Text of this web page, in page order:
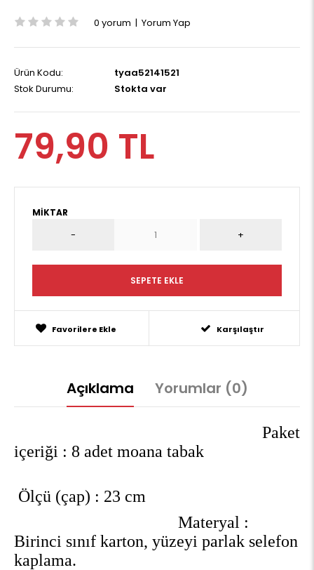
0 yorum | Yorum Yap
Ürün Kodu:
tyaa52141521
Stok Durumu:
Stokta var
79,90 TL
MIKTAR
Favorilere Ekle Karşılaştır
Açıklama Yorumlar (0)
Paket
içeriği : 8 adet moana tabak
Ölçü (çap) : 23 cm
Materyal :
Birinci sınıf karton, yüzeyi parlak selefon
kaplama.